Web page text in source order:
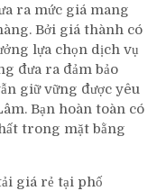
ra mức giá mang
Bởi giá thành có
lựa chọn dịch vụ
đưa ra đảm bảo
giữ vững được yêu
Bạn hoàn toàn có
trong mặt bằng
giá rẻ tại phố